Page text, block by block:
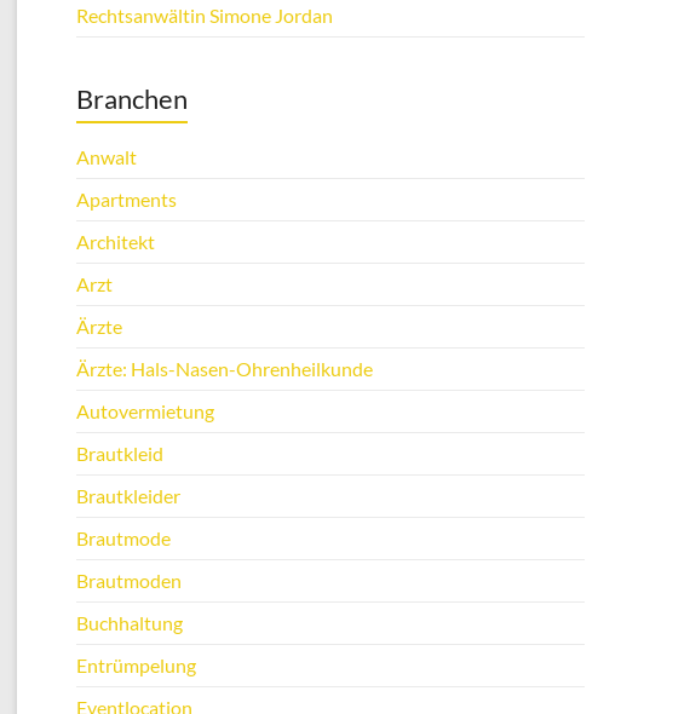
Rechtsanwältin Simone Jordan
Branchen
Anwalt
Apartments
Architekt
Arzt
Ärzte
Ärzte: Hals-Nasen-Ohrenheilkunde
Autovermietung
Brautkleid
Brautkleider
Brautmode
Brautmoden
Buchhaltung
Entrümpelung
Eventlocation